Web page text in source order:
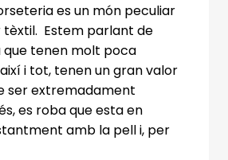
es un món peculiar
tèxtil. Estem parlant de
que tenen molt poca
i tot, tenen un gran valor
ser extremadament
es roba que esta en
amb la pell i, per